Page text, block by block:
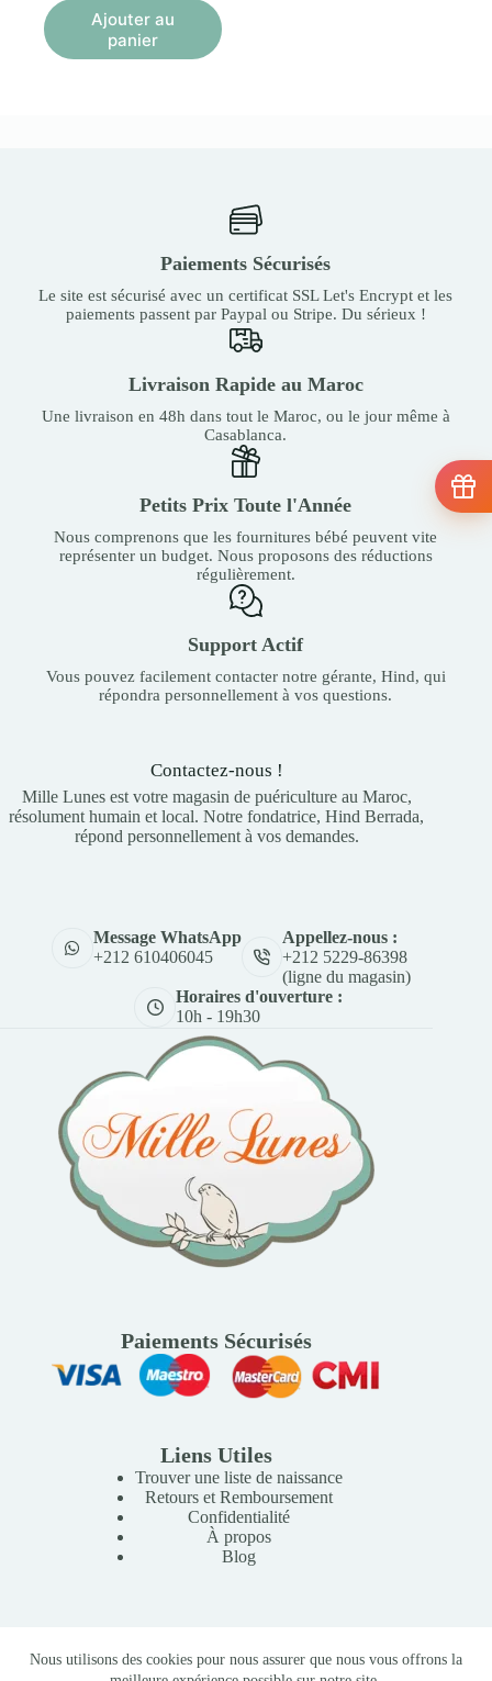
Nous utilisons des cookies pour nous assurer que nous vous offrons la
Ajouter au
panier
Paiements Sécurisés
Le site est sécurisé avec un certificat SSL Let's Encrypt et les
paiements passent par Paypal ou Stripe. Du sérieux !
Livraison Rapide au Maroc
Une livraison en 48h dans tout le Maroc, ou le jour même à
Casablanca.
Petits Prix Toute l'Année
Nous comprenons que les fournitures bébé peuvent vite
représenter un budget. Nous proposons des réductions
régulièrement.
Support Actif
Vous pouvez facilement contacter notre gérante, Hind, qui
répondra personnellement à vos questions.
Contactez-nous !
Mille Lunes est votre magasin de puériculture au Maroc,
résolument humain et local. Notre fondatrice, Hind Berrada,
répond personnellement à vos demandes.
Message WhatsApp
+212 610406045
Appellez-nous :
+212 5229-86398
(ligne du magasin)
Horaires d'ouverture :
10h - 19h30
Paiements Sécurisés
Liens Utiles
Trouver une liste de naissance
Retours et Remboursement
Confidentialité
À propos
Blog
Copyright © 2026 Mille Lunes - Création du site :
Baptiste
-Conditions Générales de Vente